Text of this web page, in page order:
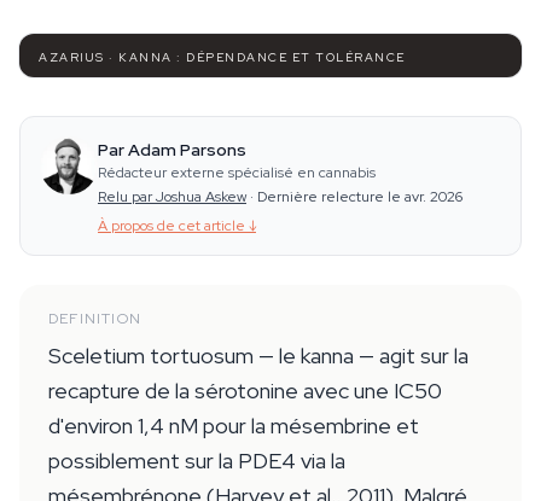
AZARIUS · KANNA : DÉPENDANCE ET TOLÉRANCE
Par Adam Parsons
Rédacteur externe spécialisé en cannabis
Relu par Joshua Askew · Dernière relecture le avr. 2026
À propos de cet article ↓
DEFINITION
Sceletium tortuosum — le kanna — agit sur la
recapture de la sérotonine avec une IC50
d'environ 1,4 nM pour la mésembrine et
possiblement sur la PDE4 via la